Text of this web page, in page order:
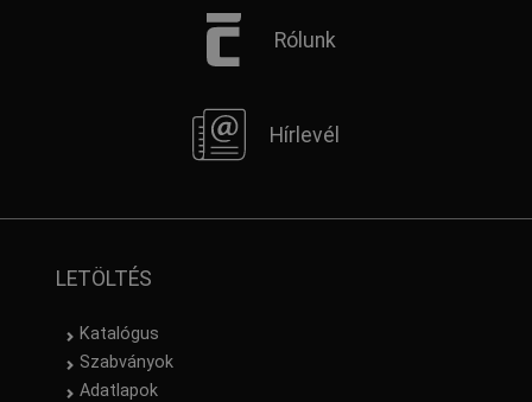
Rólunk
Hírlevél
LETÖLTÉS
Katalógus
Szabványok
Adatlapok